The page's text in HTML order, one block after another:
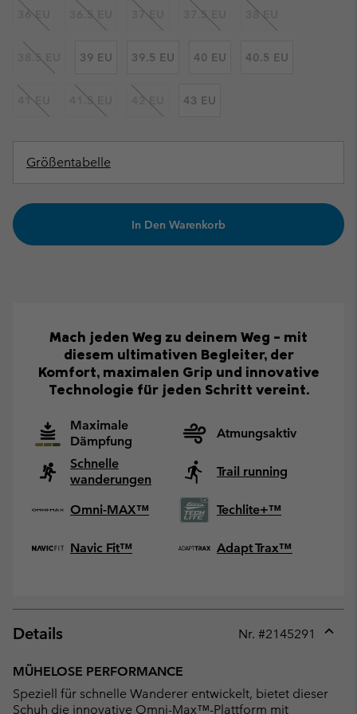
36 EU 36.5 EU 37 EU 37.5 EU 38 EU
38.5 EU 39 EU 39.5 EU 40 EU 40.5 EU
41 EU 41.5 EU 42 EU 43 EU
Größentabelle
In Den Warenkorb
Mach jeden Weg zu deinem Weg – mit
diesem ultimativen Begleiter, der
Komfort, maximalen Grip und innovative
Technologie für jeden Schritt vereint.
Maximale
Dämpfung
Atmungsaktiv
Schnelle
wanderungen
Trail running
Omni-MAX™ Techlite+™
Navic Fit™ Adapt Trax™
Details Nr. #2145291
MÜHELOSE PERFORMANCE
Speziell für schnelle Wanderer entwickelt, bietet dieser
Schuh die innovative Omni-Max™-Plattform mit